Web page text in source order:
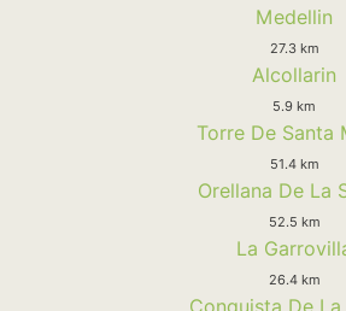
Medellin
27.3 km
Alcollarin
5.9 km
Torre De Santa
51.4 km
Orellana De La
52.5 km
La
26.4 km
Conquista De La